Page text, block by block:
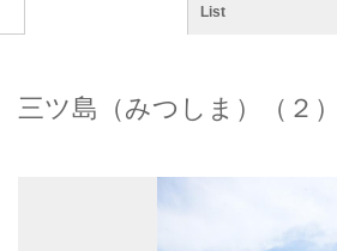
List
三ツ島（みつしま）（２）